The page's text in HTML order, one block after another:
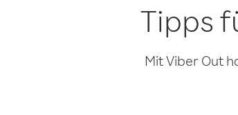
Tipps
Mit Viber Out